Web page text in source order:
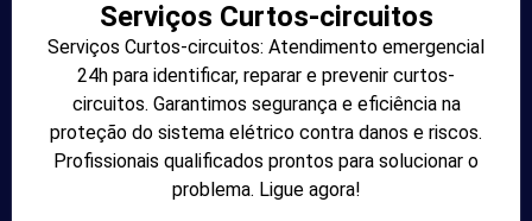
Serviços Curtos-circuitos
Serviços Curtos-circuitos: Atendimento emergencial
24h para identificar, reparar e prevenir curtos-
circuitos. Garantimos segurança e eficiência na
proteção do sistema elétrico contra danos e riscos.
Profissionais qualificados prontos para solucionar o
problema. Ligue agora!